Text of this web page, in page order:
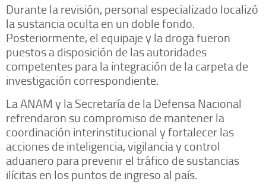
Durante la revisión, personal especializado localizó
la sustancia oculta en un doble fondo.
Posteriormente, el equipaje y la droga fueron
puestos a disposición de las autoridades
competentes para la integración de la carpeta de
investigación correspondiente.
La ANAM y la Secretaría de la Defensa Nacional
refrendaron su compromiso de mantener la
coordinación interinstitucional y fortalecer las
acciones de inteligencia, vigilancia y control
aduanero para prevenir el tráfico de sustancias
ilícitas en los puntos de ingreso al país.